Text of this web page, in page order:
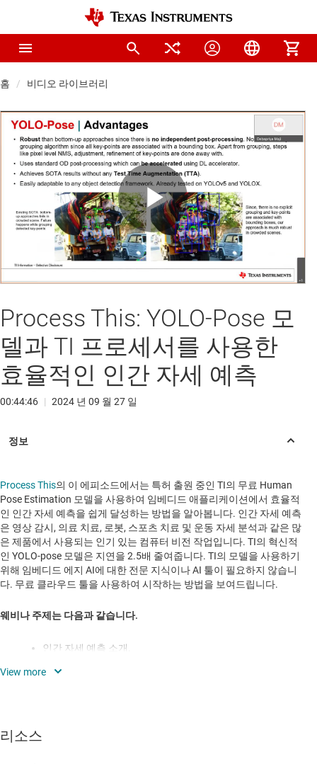
홈 비디오 라이브러리
Play
Video
Process This: YOLO-Pose 모
델과 TI 프로세서를 사용한
효율적인 인간 자세 예측
00:44:46 | 2024 년 09 월 27 일
Process This의 이 에피소드에서는 특허 출원 중인 TI의 무료 Human
Pose Estimation 모델을 사용하여 임베디드 애플리케이션에서 효율적
인 인간 자세 예측을 쉽게 달성하는 방법을 알아봅니다. 인간 자세 예측
은 영상 감시, 의료 치료, 로봇, 스포츠 치료 및 운동 자세 분석과 같은 많
은 제품에서 사용되는 인기 있는 컴퓨터 비전 작업입니다. TI의 혁신적
인 YOLO-pose 모델은 지연을 2.5배 줄여줍니다. TI의 모델을 사용하기
위해 임베디드 에지 AI에 대한 전문 지식이나 AI 툴이 필요하지 않습니
다. 무료 클라우드 툴을 사용하여 시작하는 방법을 보여드립니다.
웨비나 주제는 다음과 같습니다.
인간 자세 예측 소개.
타겟 애플리케이션: 영상 감시, 낙상 감지, 로봇.
리소스